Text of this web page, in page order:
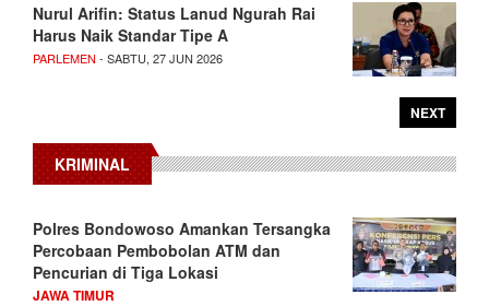
Nurul Arifin: Status Lanud Ngurah Rai
Harus Naik Standar Tipe A
PARLEMEN - SABTU, 27 JUN 2026
NEXT
KRIMINAL
Polres Bondowoso Amankan Tersangka
Percobaan Pembobolan ATM dan
Pencurian di Tiga Lokasi
JAWA TIMUR